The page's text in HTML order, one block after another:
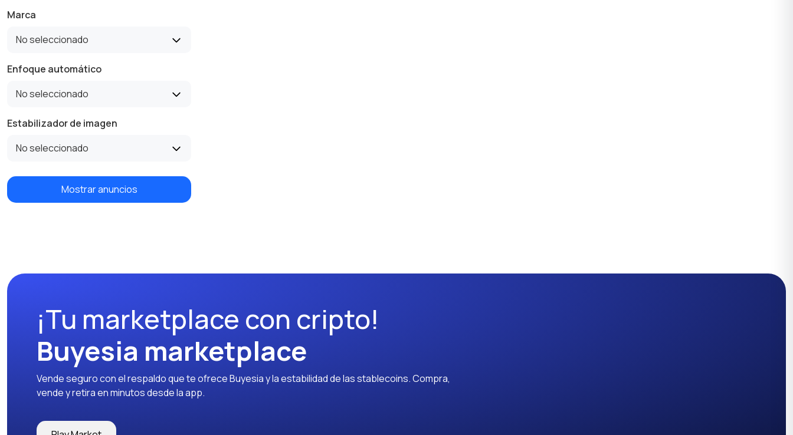
Marca
No seleccionado
Enfoque automático
No seleccionado
Estabilizador de imagen
No seleccionado
Mostrar anuncios
¡Tu marketplace con cripto!
Buyesia marketplace
Vende seguro con el respaldo que te ofrece Buyesia y la estabilidad de las stablecoins. Compra,
vende y retira en minutos desde la app.